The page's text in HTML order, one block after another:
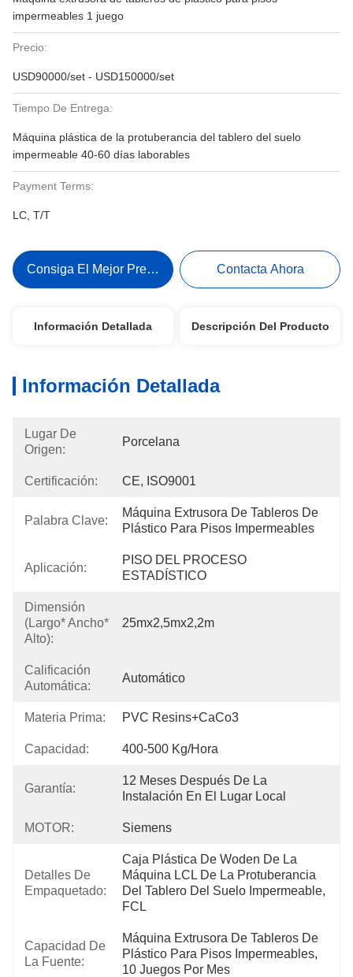
impermeables 1 juego
Precio:
USD90000/set - USD150000/set
Tiempo De Entrega:
Máquina plástica de la protuberancia del tablero del suelo
impermeable 40-60 días laborables
Payment Terms:
LC, T/T
Consiga El Mejor Precio Contacta Ahora
Información Detallada Descripción Del Producto
Información Detallada
Lugar De
Origen:
Porcelana
Certificación: CE, ISO9001
Palabra Clave:
Máquina Extrusora De Tableros De
Plástico Para Pisos Impermeables
Aplicación:
PISO DEL PROCESO
ESTADÍSTICO
Dimensión
(largo* Ancho*
Alto):
25mx2,5mx2,2m
Calificación
Automática:
Automático
Materia Prima: PVC Resins+CaCo3
Capacidad: 400-500 Kg/hora
Garantía:
12 Meses Después De La
Instalación En El Lugar Local
MOTOR: Siemens
Detalles De
Empaquetado:
Caja Plástica De Woden De La
Máquina LCL De La Protuberancia
Del Tablero Del Suelo Impermeable,
FCL
Capacidad De
La Fuente:
Máquina Extrusora De Tableros De
Plástico Para Pisos Impermeables,
10 Juegos Por Mes